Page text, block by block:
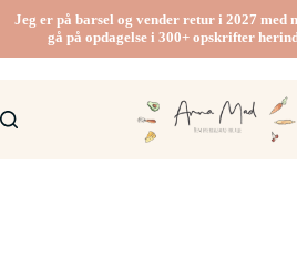
indhold
Jeg er på barsel og vender retur i 2027 med
gå på opdagelse i 300+ opskrifter